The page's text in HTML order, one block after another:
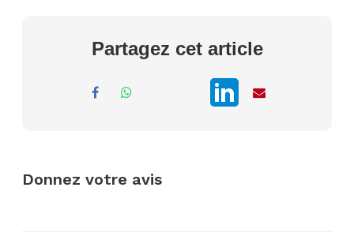
Partagez cet article
Donnez votre avis